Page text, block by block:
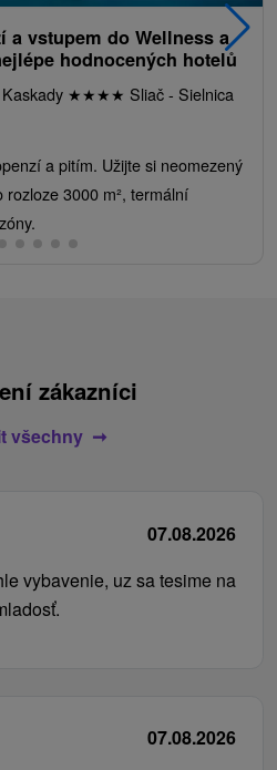
a vstupem do Wellness a
hodnocených hotelů
★★★★ Sliač - Sielnica
a pitím. Užijte si neomezený
3000 m², termální
zákazníci
všechny
07.08.2026
vybavenie, uz sa tesime na
07.08.2026